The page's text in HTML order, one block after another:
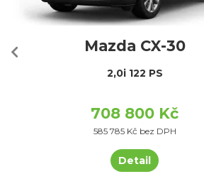
Mazda CX-30
2,0i 122 PS
708 800 Kč
585 785 Kč bez DPH
Detail